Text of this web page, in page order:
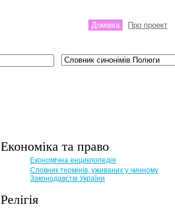
Домівка Про проект
Економіка та право
Eкономічна енциклопедія
Словник термінів, уживаних у чинному
Законодавстві України
Релігія